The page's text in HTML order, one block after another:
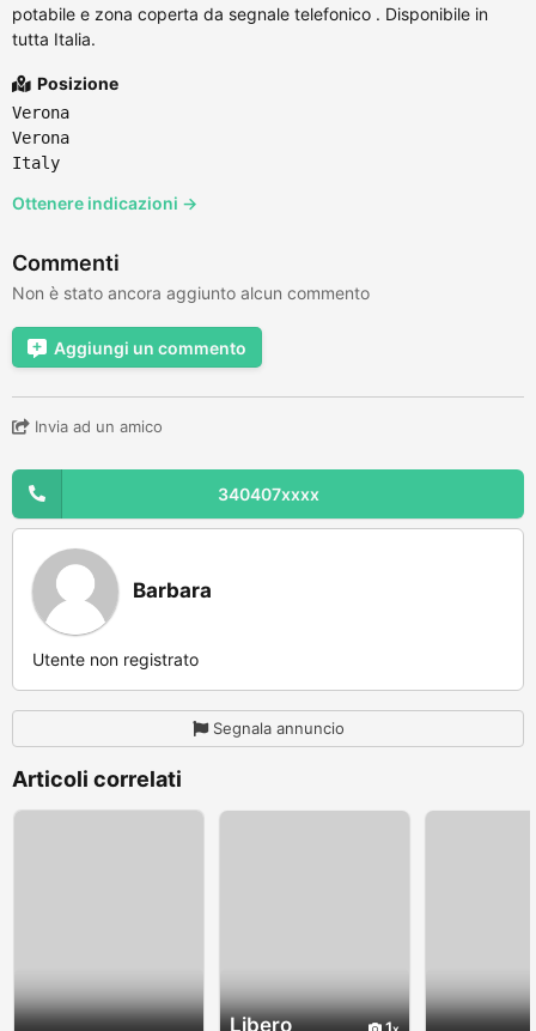
potabile e zona coperta da segnale telefonico . Disponibile in
tutta Italia.
Posizione
Verona
Verona
Italy
Ottenere indicazioni →
Commenti
Non è stato ancora aggiunto alcun commento
Aggiungi un commento
Invia ad un amico
340407xxxx
Barbara
Utente non registrato
Segnala annuncio
Articoli correlati
Libero